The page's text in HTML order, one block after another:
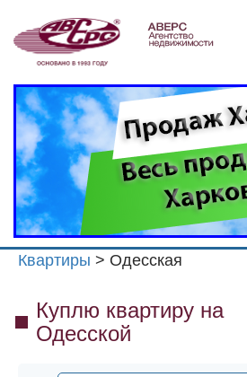
Квартиры > Одесская
Куплю квартиру на
Одесской